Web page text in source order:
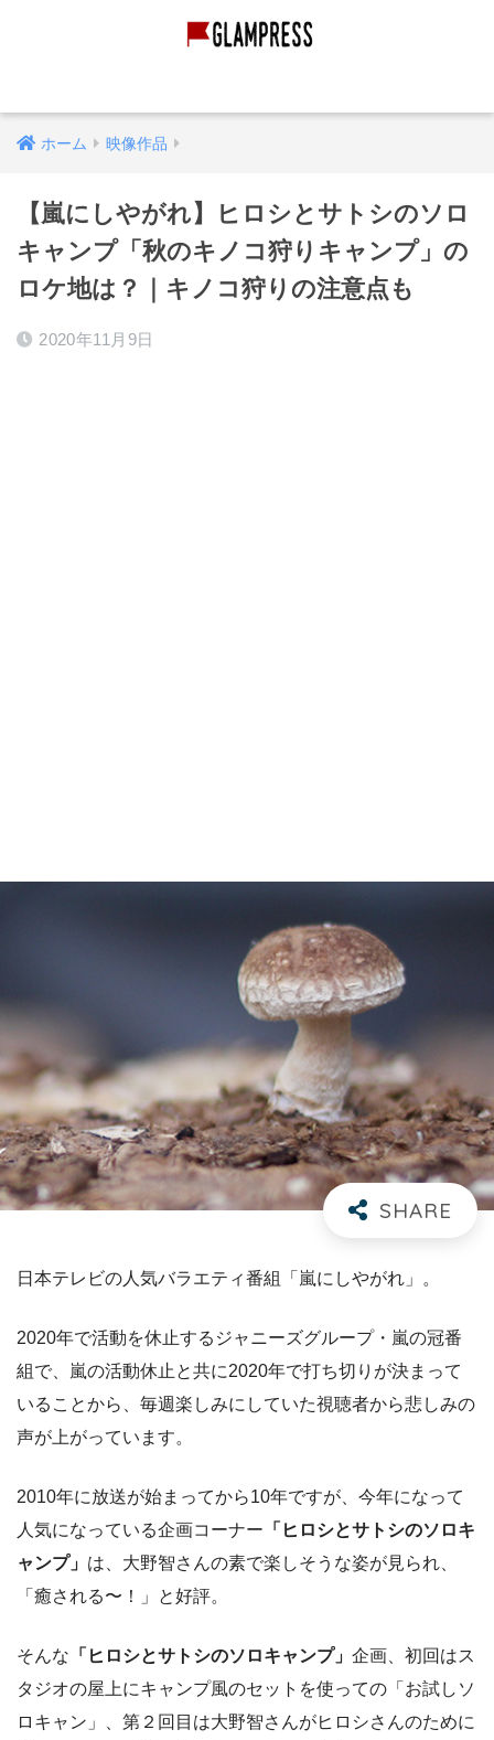
ホーム 映像作品
【嵐にしやがれ】ヒロシとサトシのソロ
キャンプ「秋のキノコ狩りキャンプ」の
ロケ地は？｜キノコ狩りの注意点も
2020年11月9日
日本テレビの人気バラエティ番組「嵐にしやがれ」。
2020年で活動を休止するジャニーズグループ・嵐の冠番
組で、嵐の活動休止と共に2020年で打ち切りが決まって
いることから、毎週楽しみにしていた視聴者から悲しみの
声が上がっています。
2010年に放送が始まってから10年ですが、今年になって
人気になっている企画コーナー 「ヒロシとサトシのソロキ
ャンプ」 は、大野智さんの素で楽しそうな姿が見られ、
「癒される〜！」と好評。
そんな 「ヒロシとサトシのソロキャンプ」 企画、初回はス
タジオの屋上にキャンプ風のセットを使っての「お試しソ
ロキャン」、第２回目は大野智さんがヒロシさんのために